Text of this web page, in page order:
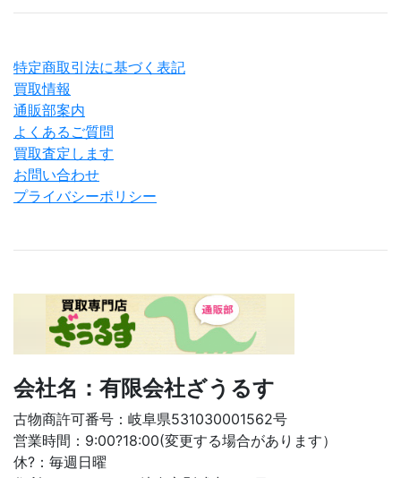
特定商取引法に基づく表記
買取情報
通販部案内
よくあるご質問
買取査定します
お問い合わせ
プライバシーポリシー
会社名：有限会社ざうるす
古物商許可番号：岐阜県531030001562号
営業時間：9:00?18:00(変更する場合があります）
休?：毎週日曜